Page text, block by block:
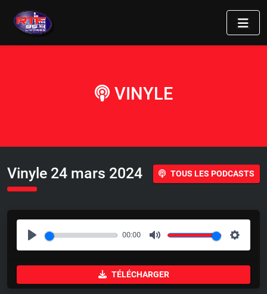
VINYLE
Vinyle 24 mars 2024 TOUS LES PODCASTS
P
l
00:00
M
u
t
S
e
TÉLÉCHARGER